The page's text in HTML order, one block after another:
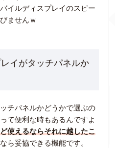
イルディスプレイのスピー
ませんｗ
イがタッチパネルか
チパネルかどうかで選ぶの
て便利な時もあるんですよ
使えるならそれに越したこ
ら妥協できる機能です。